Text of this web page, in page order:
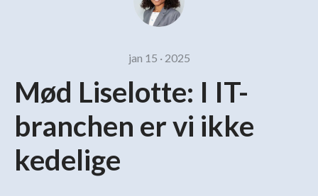
jan 15 · 2025
Mød Liselotte: I IT-
branchen er vi ikke
kedelige